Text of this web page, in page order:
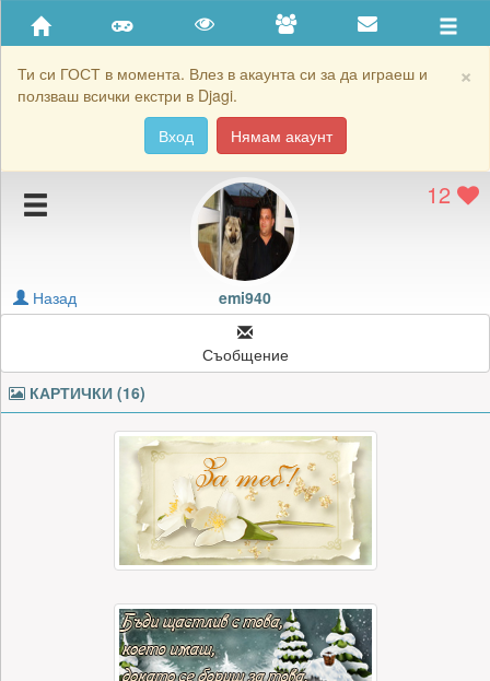
×
Ти си ГОСТ в момента. Влез в акаунта си за да играеш и
ползваш всички екстри в Djagi.
Вход
Нямам акаунт
Приятели
Хронология на игри
Подаръците на emi940
Картичките на emi940
Блокирай emi940
12
emi940
Назад
Съобщение
КАРТИЧКИ (16)